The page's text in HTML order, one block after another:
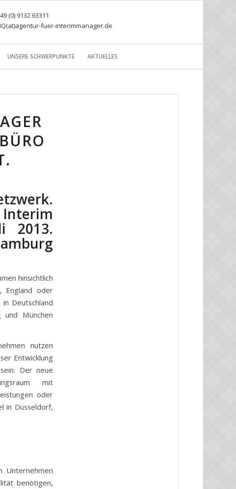
(0) 9132 63311
fuer-interimmanager.de
UNSERE SCHWERPUNKTE AKTUELLES
2013.
hinsichtlich
England oder
Deutschland
München
nutzen
Entwicklung
Der neue
mit
oder
in Düsseldorf,
Unternehmen
benötigen,